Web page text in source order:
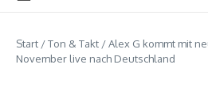
Start /Ton & Takt /Alex G kommt mit
November live nach Deutschland